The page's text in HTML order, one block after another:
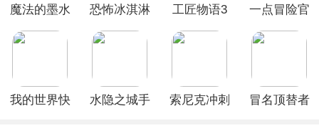
魔法的墨水
恐怖冰淇淋
工匠物语3
一点冒险官
我的世界快
水隐之城手
索尼克冲刺
冒名顶替者